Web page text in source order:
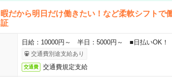
暇だから明日だけ働きたい！など柔軟シフトで
証
日給：10000円～ 半日：5000円～ ■日払いOK！
交通費別途支給あり
交通費 交通費規定支給